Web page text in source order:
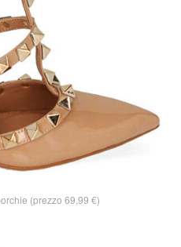
(prezzo 69,99 €)